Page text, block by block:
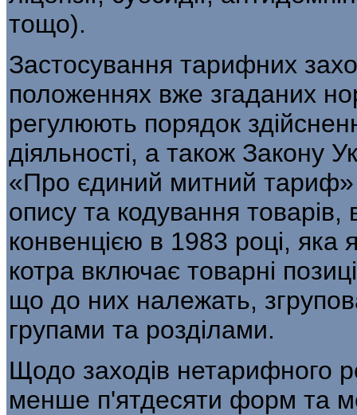
тощо).
Застосування тарифних
поло­женнях вже згаданих
регулюють поря­док
діяльності, а також Закону
«Про єдиний митний тариф»
опису та кодування
конвенцією в 1983 році,
котра включає товарні
що до них належать,
групами та розділами.
Щодо заходів нетарифного
менше п'ятдесяти форм та